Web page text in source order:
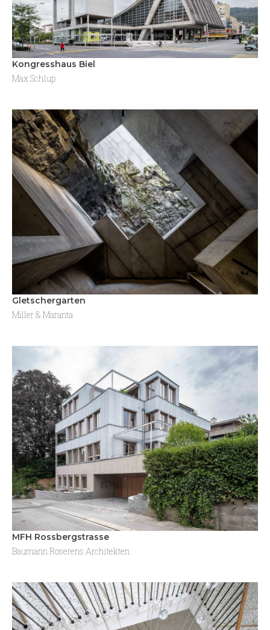
Kongresshaus Biel
Max Schlup
Gletschergarten
Miller & Maranta
MFH Rossbergstrasse
Baumann Roserens Architekten